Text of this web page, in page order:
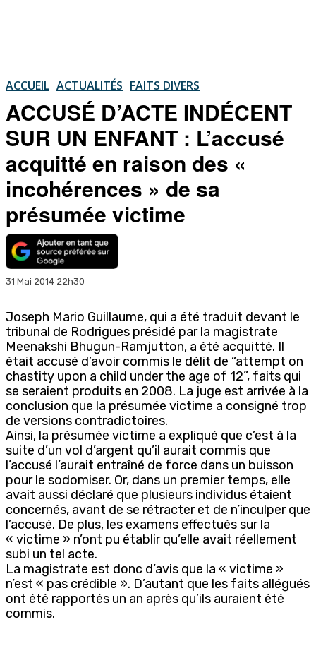
ACCUEIL ACTUALITÉS FAITS DIVERS
ACCUSÉ D’ACTE INDÉCENT
SUR UN ENFANT : L’accusé
acquitté en raison des «
incohérences » de sa
présumée victime
31 Mai 2014 22h30
Joseph Mario Guillaume, qui a été traduit devant le
tribunal de Rodrigues présidé par la magistrate
Meenakshi Bhugun-Ramjutton, a été acquitté. Il
était accusé d’avoir commis le délit de “attempt on
chastity upon a child under the age of 12”, faits qui
se seraient produits en 2008. La juge est arrivée à la
conclusion que la présumée victime a consigné trop
de versions contradictoires.
Ainsi, la présumée victime a expliqué que c’est à la
suite d’un vol d’argent qu’il aurait commis que
l’accusé l’aurait entraîné de force dans un buisson
pour le sodomiser. Or, dans un premier temps, elle
avait aussi déclaré que plusieurs individus étaient
concernés, avant de se rétracter et de n’inculper que
l’accusé. De plus, les examens effectués sur la
« victime » n’ont pu établir qu’elle avait réellement
subi un tel acte.
La magistrate est donc d’avis que la « victime »
n’est « pas crédible ». D’autant que les faits allégués
ont été rapportés un an après qu’ils auraient été
commis.